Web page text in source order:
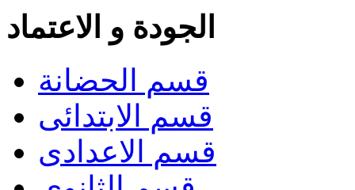
الجودة و الاعتماد
قسم الحضانة
قسم الابتدائى
قسم الاعدادى